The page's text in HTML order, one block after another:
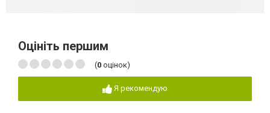
Оцініть першим
(0 оцінок)
Я рекомендую